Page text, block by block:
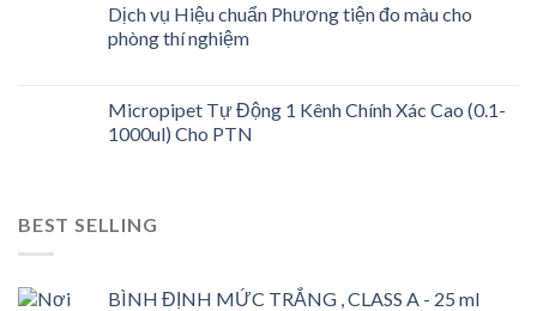
Dịch vụ Hiệu chuẩn Phương tiện đo màu cho
phòng thí nghiệm
Micropipet Tự Động 1 Kênh Chính Xác Cao (0.1-
1000ul) Cho PTN
BEST SELLING
BÌNH ĐỊNH MỨC TRẮNG , CLASS A - 25 ml